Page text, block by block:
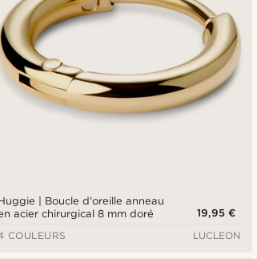
| Boucle d'oreille anneau
acier chirurgical 8 mm doré
19,95 €
COULEURS
LUCLEON